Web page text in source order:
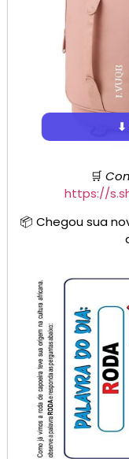
⬇
🛒
https://
📦 Chegou sua